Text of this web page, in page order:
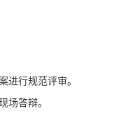
行规范评审。
答辩。